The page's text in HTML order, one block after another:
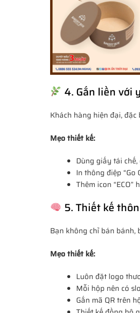
4. Gắn liền với
Khách hàng hiện đại,
Mẹo thiết kế:
Dùng giấy tái
In thông điệp
Thêm icon
5. Thiết kế
Bạn không chỉ bán bánh,
Mẹo thiết kế:
Luôn đặt logo
Mỗi hộp nên có
Gắn mã QR trên